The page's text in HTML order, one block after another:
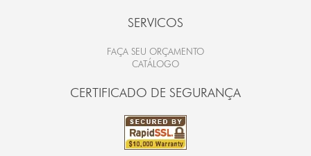
SERVICOS
FAÇA SEU ORÇAMENTO
CATÁLOGO
CERTIFICADO DE SEGURANÇA